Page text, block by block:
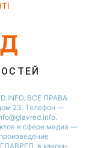
ВСЕ ПРАВА
23. Телефон —
в сфере медиа —
в каком-